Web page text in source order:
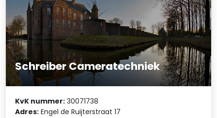
Schreiber Cameratechniek
KvK nummer: 30071738
Adres: Engel de Ruijterstraat 17